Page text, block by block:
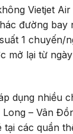
Vietjet
đường
1
mở lại từ
dụng nhiều
– Vân
các quần